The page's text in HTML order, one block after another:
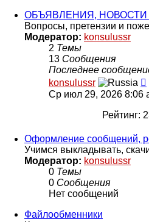
ОБЪЯВЛЕНИЯ,
Вопросы, претензии и
Модератор: konsulussr
2 Темы
13 Сообщения
Последнее
konsulussr
Ср июл 29, 2026 8:06
Рейтинг:
Оформление сообщений,
Учимся выкладывать,
Модератор: konsulussr
0 Темы
0 Сообщения
Нет сообщений
Файлообменники